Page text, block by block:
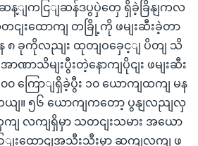
န့ျကငြျဆန်ဒပွပှဲတှေ ရှိခဲ့ခြိနျကလ
ငျးထောကျ တခြို့ကို ဖမျးဆီးခဲ့တာ
၈ ခုကိုလညျး ထုတျဝခှေင့ျ ပိတျ သိ
ာဏာသိမျးပွီးတဲ့နောကျပိုငျး ဖမျးဆီး
၀ ကြောျရှိခဲ့ပွီး ၁၀ ယောကျထကျ မန
တယျ။ ၅၆ ယောကျကတော့ ပွနျလညျလှ
ျ လကျရှိမှာ သတငျးသမား အယော
ျးထောငျအသီးသီးမှာ ဆကျလကျ ဖ